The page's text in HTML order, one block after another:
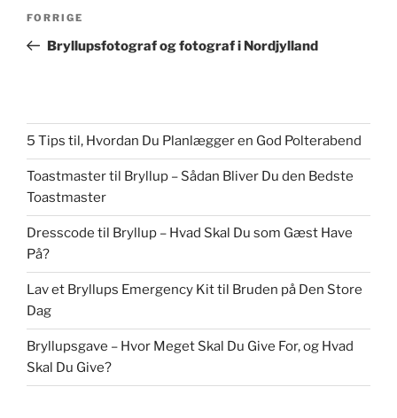
Forrige
indlæg
FORRIGE
Bryllupsfotograf og fotograf i Nordjylland
5 Tips til, Hvordan Du Planlægger en God Polterabend
Toastmaster til Bryllup – Sådan Bliver Du den Bedste
Toastmaster
Dresscode til Bryllup – Hvad Skal Du som Gæst Have
På?
Lav et Bryllups Emergency Kit til Bruden på Den Store
Dag
Bryllupsgave – Hvor Meget Skal Du Give For, og Hvad
Skal Du Give?